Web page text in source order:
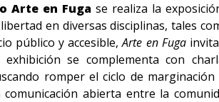
Arte en Fugase realiza la
en diversas disciplinas, tales
público y accesible,Arte en Fugainvita
se complementa con
romper el ciclo de
abierta entre la